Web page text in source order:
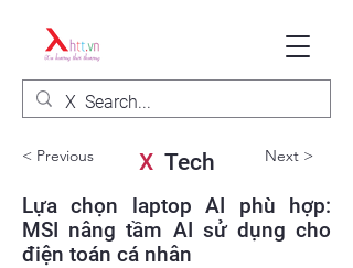
< Previous X Tech Next >
Lựa chọn laptop AI phù hợp:
MSI nâng tầm AI sử dụng cho
điện toán cá nhân